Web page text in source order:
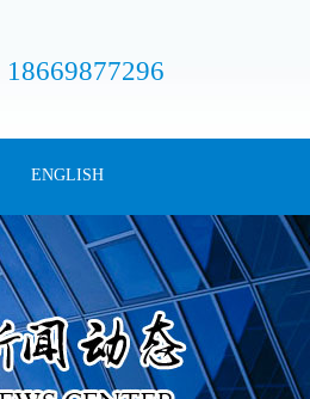
18669877296
ENGLISH